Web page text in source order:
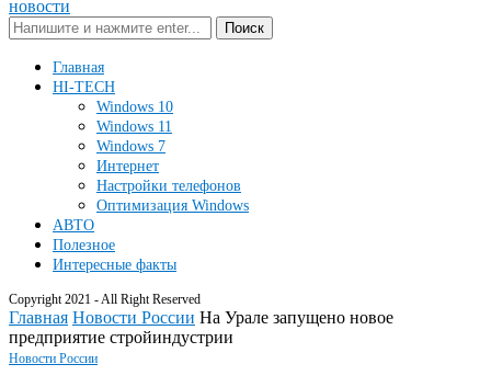
Поиск
Главная
HI-TECH
Windows 10
Windows 11
Windows 7
Интернет
Настройки телефонов
Оптимизация Windows
АВТО
Полезное
Интересные факты
Copyright 2021 - All Right Reserved
Главная Новости России На Урале запущено новое
предприятие стройиндустрии
Новости России